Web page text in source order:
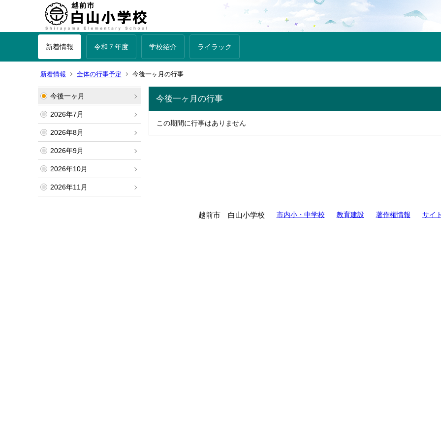
新着情報 令和７年度 学校紹介 ライラック
新着情報 全体の行事予定 今後一ヶ月の行事
今後一ヶ月
2026年7月
2026年8月
2026年9月
2026年10月
2026年11月
今後一ヶ月の行事
この期間に行事はありません
越前市 白山小学校 市内小・中学校 教育建設 著作権情報 サイ